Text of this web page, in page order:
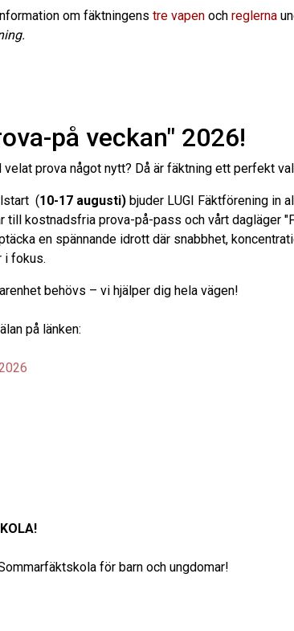
om fäktningens tre vapenoch reglerna
på veckan" 2026!
velat prova något nytt? Då är fäktning ett perfekt
(10-17 augusti) bjuder LUGI Fäktförening in
till kostnadsfria prova-på-pass och vårt dagläger
en spännande idrott där snabbhet,
i fokus.
behövs – vi hjälper dig hela vägen!
på länken:
för barn och ungdomar!